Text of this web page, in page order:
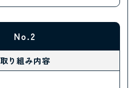
No.2
取り組み内容